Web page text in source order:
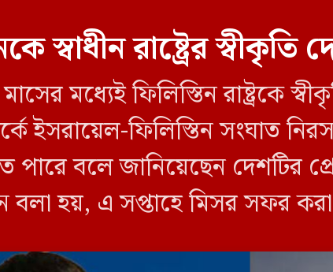
স্বাধীন রাষ্ট্রের স্বীকৃতি
মধ্যেই ফিলিস্তিন রাষ্ট্রকে
ইসরায়েল-ফিলিস্তিন সংঘাত
বলে জানিয়েছেন দেশটির
হয়, এ সপ্তাহে মিসর সফর করা